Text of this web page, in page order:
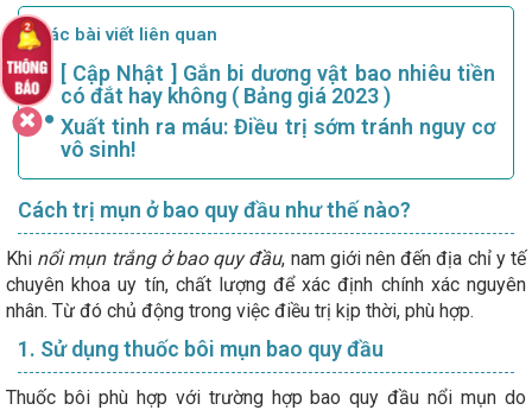
Các bài viết liên quan
[ Cập Nhật ] Gắn bi dương vật bao nhiêu tiền
có đắt hay không ( Bảng giá 2023 )
Xuất tinh ra máu: Điều trị sớm tránh nguy cơ
vô sinh!
Cách trị mụn ở bao quy đầu như thế nào?
Khi nổi mụn trắng ở bao quy đầu, nam giới nên đến địa chỉ y tế
chuyên khoa uy tín, chất lượng để xác định chính xác nguyên
nhân. Từ đó chủ động trong việc điều trị kịp thời, phù hợp.
1. Sử dụng thuốc bôi mụn bao quy đầu
Thuốc bôi phù hợp với trường hợp bao quy đầu nổi mụn do